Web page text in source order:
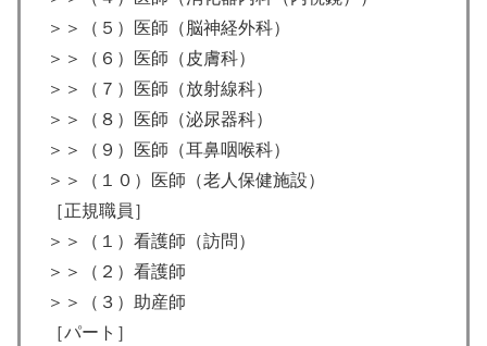
＞＞（５）医師（脳神経外科）
＞＞（６）医師（皮膚科）
＞＞（７）医師（放射線科）
＞＞（８）医師（泌尿器科）
＞＞（９）医師（耳鼻咽喉科）
＞＞（１０）医師（老人保健施設）
［正規職員］
＞＞（１）看護師（訪問）
＞＞（２）看護師
＞＞（３）助産師
［パート］